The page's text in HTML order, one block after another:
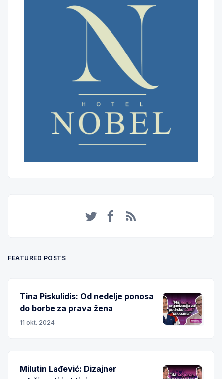
FEATURED POSTS
Tina Piskulidis: Od nedelje ponosa
do borbe za prava žena
11 okt. 2024
Milutin Lađević: Dizajner